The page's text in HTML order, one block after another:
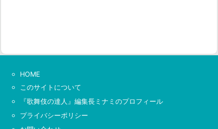
HOME
このサイトについて
『歌舞伎の達人』編集長ミナミのプロフィール
プライバシーポリシー